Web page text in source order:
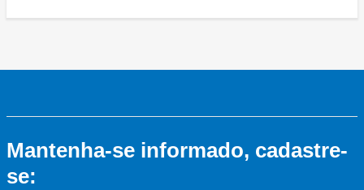
Mantenha-se informado, cadastre-
se: